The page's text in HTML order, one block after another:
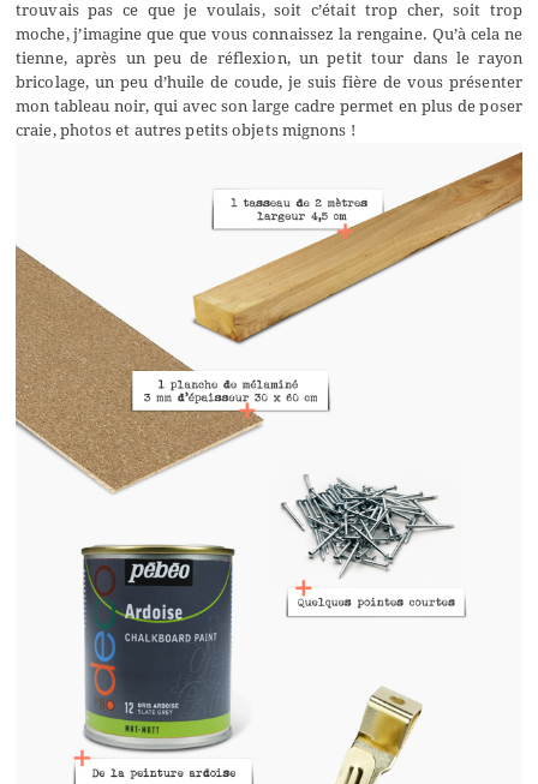
trouvais pas ce que je voulais, soit c’était trop cher, soit trop
moche, j’imagine que que vous connaissez la rengaine. Qu’à cela ne
tienne, après un peu de réflexion, un petit tour dans le rayon
bricolage, un peu d’huile de coude, je suis fière de vous présenter
mon tableau noir, qui avec son large cadre permet en plus de poser
craie, photos et autres petits objets mignons !